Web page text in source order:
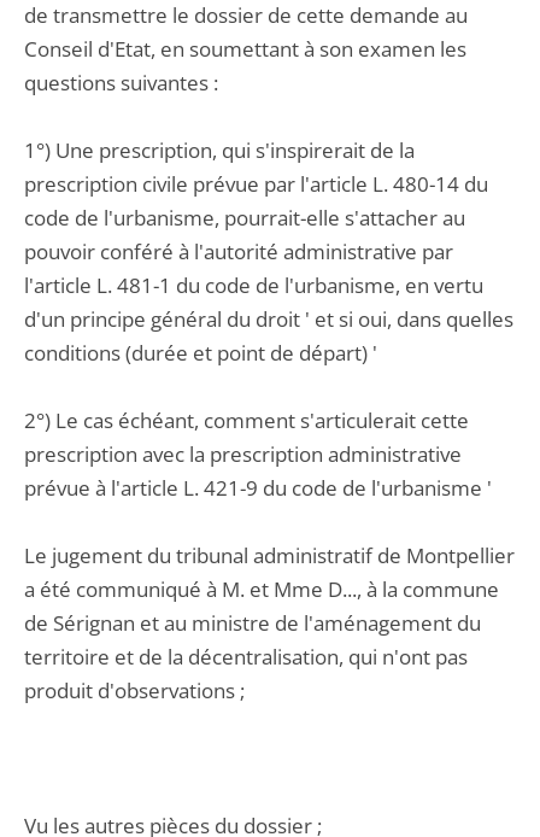
de transmettre le dossier de cette demande au
Conseil d'Etat, en soumettant à son examen les
questions suivantes :
1°) Une prescription, qui s'inspirerait de la
prescription civile prévue par l'article L. 480-14 du
code de l'urbanisme, pourrait-elle s'attacher au
pouvoir conféré à l'autorité administrative par
l'article L. 481-1 du code de l'urbanisme, en vertu
d'un principe général du droit ' et si oui, dans quelles
conditions (durée et point de départ) '
2°) Le cas échéant, comment s'articulerait cette
prescription avec la prescription administrative
prévue à l'article L. 421-9 du code de l'urbanisme '
Le jugement du tribunal administratif de Montpellier
a été communiqué à M. et Mme D..., à la commune
de Sérignan et au ministre de l'aménagement du
territoire et de la décentralisation, qui n'ont pas
produit d'observations ;
Vu les autres pièces du dossier ;